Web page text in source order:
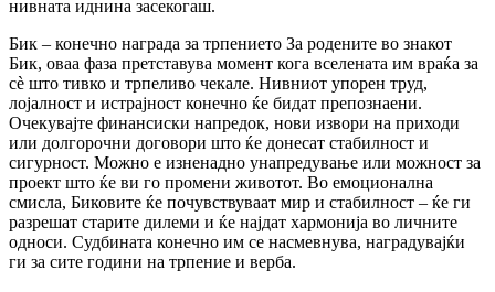
нивната иднина засекогаш.
Бик – конечно награда за трпението За родените во знакот
Бик, оваа фаза претставува момент кога вселената им враќа за
сè што тивко и трпеливо чекале. Нивниот упорен труд,
лојалност и истрајност конечно ќе бидат препознаени.
Очекувајте финансиски напредок, нови извори на приходи
или долгорочни договори што ќе донесат стабилност и
сигурност. Можно е изненадно унапредување или можност за
проект што ќе ви го промени животот. Во емоционална
смисла, Биковите ќе почувствуваат мир и стабилност – ќе ги
разрешат старите дилеми и ќе најдат хармонија во личните
односи. Судбината конечно им се насмевнува, наградувајќи
ги за сите години на трпение и верба.